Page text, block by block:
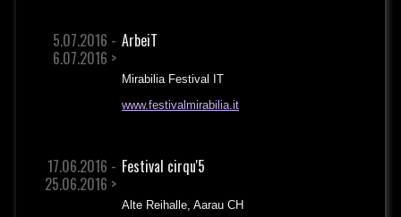
5.07.2016 -
6.07.2016 >
ArbeiT
Mirabilia Festival IT
www.festivalmirabilia.it
17.06.2016 -
25.06.2016 >
Festival cirqu'5
Alte Reihalle, Aarau CH